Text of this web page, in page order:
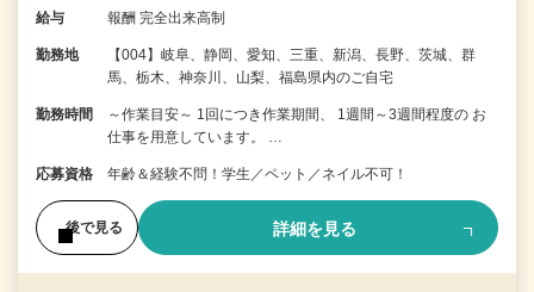
給与 報酬 完全出来高制
勤務地
【004】岐阜、静岡、愛知、三重、新潟、長野、茨城、群
馬、栃木、神奈川、山梨、福島県内のご自宅
勤務時間
～作業目安～ 1回につき作業期間、 1週間～3週間程度の お
仕事を用意しています。 …
応募資格 年齢＆経験不問！学生／ペット／ネイル不可！
後で見る 詳細を見る